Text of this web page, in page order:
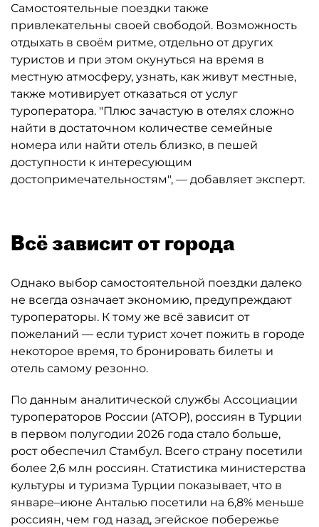
Самостоятельные поездки также
привлекательны своей свободой. Возможность
отдыхать в своём ритме, отдельно от других
туристов и при этом окунуться на время в
местную атмосферу, узнать, как живут местные,
также мотивирует отказаться от услуг
туроператора. "Плюс зачастую в отелях сложно
найти в достаточном количестве семейные
номера или найти отель близко, в пешей
доступности к интересующим
достопримечательностям", — добавляет эксперт.
Всё зависит от города
Однако выбор самостоятельной поездки далеко
не всегда означает экономию, предупреждают
туроператоры. К тому же всё зависит от
пожеланий — если турист хочет пожить в городе
некоторое время, то бронировать билеты и
отель самому резонно.
По данным аналитической службы Ассоциации
туроператоров России (АТОР), россиян в Турции
в первом полугодии 2026 года стало больше,
рост обеспечил Стамбул. Всего страну посетили
более 2,6 млн россиян. Статистика министерства
культуры и туризма Турции показывает, что в
январе–июне Анталью посетили на 6,8% меньше
россиян, чем год назад, эгейское побережье